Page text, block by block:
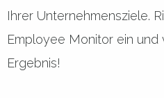
Ihrer Unternehmensziele.
Employee Monitor ein und
Ergebnis!